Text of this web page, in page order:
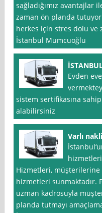
sağladığımız
zaman ön planda
herkes için stres dolu
İstanbul Mumcuoğlu
Evden
sistem sertifikasına
alabilirsiniz
Varlı
hizmetleri
Hizmetleri, müşterilerine
hizmetleri sunmaktadır.
uzman kadrosuyla
planda tutmayı